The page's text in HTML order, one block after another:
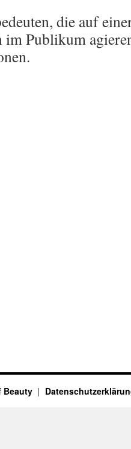
die auf
im Publikum
Beauty